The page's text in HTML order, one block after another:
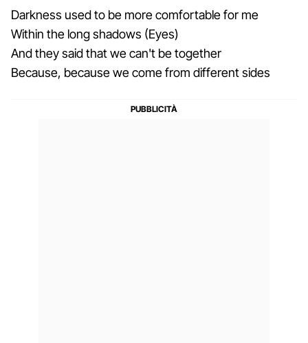
Darkness used to be more comfortable for me
Within the long shadows (Eyes)
And they said that we can't be together
Because, because we come from different sides